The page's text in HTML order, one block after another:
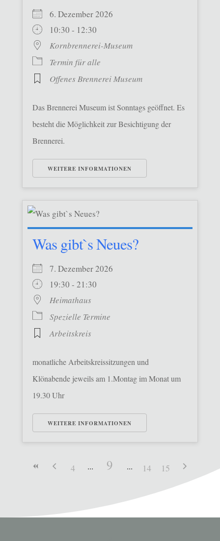
6. Dezember 2026
10:30 - 12:30
Kornbrennerei-Museum
Termin für alle
Offenes Brennerei Museum
Das Brennerei Museum ist Sonntags geöffnet. Es
besteht die Möglichkeit zur Besichtigung der
Brennerei.
WEITERE INFORMATIONEN
Was gibt`s Neues?
7. Dezember 2026
19:30 - 21:30
Heimathaus
Spezielle Termine
Arbeitskreis
monatliche Arbeitskreissitzungen und
Klönabende jeweils am 1.Montag im Monat um
19.30 Uhr
WEITERE INFORMATIONEN
4 9 14 15